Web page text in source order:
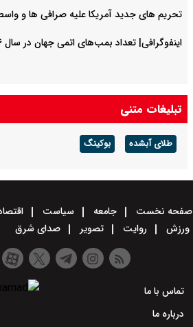
تحریم های جدید آمریکا علیه صرافی ها و
اینفوگرافی| تعداد بمب‌های اتمی جهان در سال ۲۰۲۶
تبلیغات متنی
طلای آبشده بوکینگ
صفحه نخست جامعه سیاست
ورزش
روایت تصویر صدای شرق
تماس با ما
درباره ما